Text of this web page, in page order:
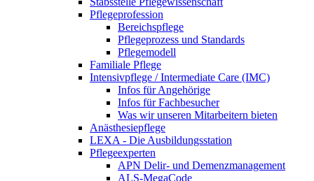
Pflegeprofession
Bereichspflege
Pflegeprozess und Standards
Pflegemodell
Familiale Pflege
Intensivpflege / Intermediate Care (IMC)
Infos für Angehörige
Infos für Fachbesucher
Was wir unseren Mitarbeitern bieten
Anästhesiepflege
LEXA - Die Ausbildungsstation
Pflegeexperten
APN Delir- und Demenzmanagement
ALS-MegaCode